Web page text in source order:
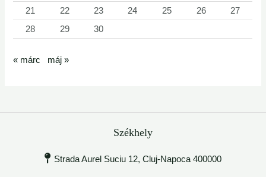
21
22 23 24 25 26
27
28
29 30
« márc máj »
Székhely
Strada Aurel Suciu 12, Cluj-Napoca 400000